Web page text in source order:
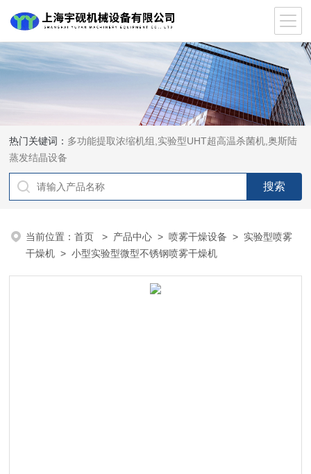
热门关键词： 多功能提取浓缩机组,实验型UHT超高温杀菌机,奥斯陆
蒸发结晶设备
当前位置：首页 > 产品中心 >喷雾干燥设备 > 实验型喷雾
干燥机 > 小型实验型微型不锈钢喷雾干燥机